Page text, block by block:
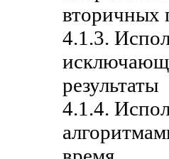
вторичных
4.1.3.
результаты
4.1.4.